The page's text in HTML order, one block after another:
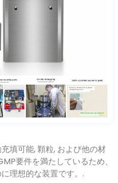
填可能, 顆粒, および他の材
要件を満たしているため、
理想的な装置です。.